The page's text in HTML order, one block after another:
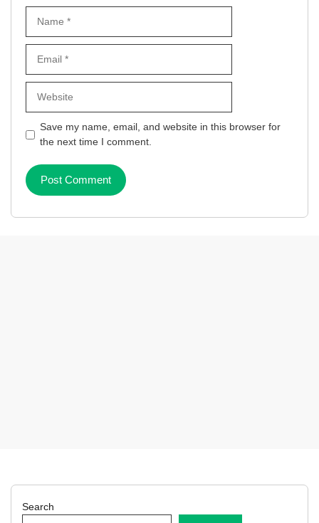
Save my name, email, and website in this browser for
the next time I comment.
Search